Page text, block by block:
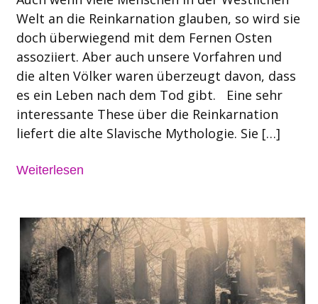
Welt an die Reinkarnation glauben, so wird sie
doch überwiegend mit dem Fernen Osten
assoziiert. Aber auch unsere Vorfahren und
die alten Völker waren überzeugt davon, dass
es ein Leben nach dem Tod gibt. Eine sehr
interessante These über die Reinkarnation
liefert die alte Slavische Mythologie. Sie […]
Weiterlesen